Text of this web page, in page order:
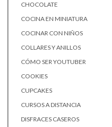
CHOCOLATE
COCINA EN MINIATURA
COCINAR CON NIÑOS
COLLARES Y ANILLOS
CÓMO SER YOUTUBER
COOKIES
CUPCAKES
CURSOS A DISTANCIA
DISFRACES CASEROS